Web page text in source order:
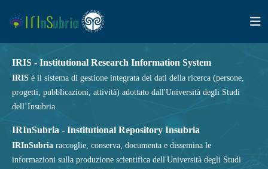
IRIS - Institutional Research Information System
IRIS è il sistema di gestione integrata dei dati della ricerca (persone,
progetti, pubblicazioni, attività) adottato dall'Università degli Studi
dell’Insubria.
IRInSubria - Institutional Repository Insubria
IRInSubria raccoglie, conserva, documenta e dissemina le
informazioni sulla produzione scientifica dell'Università degli Studi